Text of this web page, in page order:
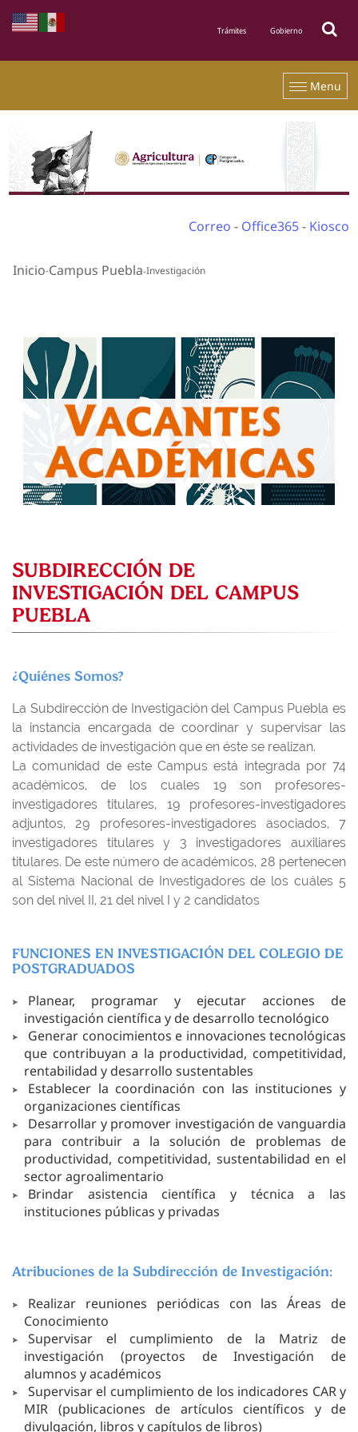
Menu
Correo - Office365- Kiosco
Inicio Campus Puebla Investigación
SUBDIRECCIÓN DE
INVESTIGACIÓN DEL CAMPUS
PUEBLA
¿Quiénes Somos?
La Subdirección de Investigación del Campus Puebla es
la instancia encargada de coordinar y supervisar las
actividades de investigación que en éste se realizan.
La comunidad de este Campus está integrada por 74
académicos, de los cuales 19 son profesores-
investigadores titulares, 19 profesores-investigadores
adjuntos, 29 profesores-investigadores asociados, 7
investigadores titulares y 3 investigadores auxiliares
titulares. De este número de académicos, 28 pertenecen
al Sistema Nacional de Investigadores de los cuáles 5
son del nivel II, 21 del nivel I y 2 candidatos
FUNCIONES EN INVESTIGACIÓN DEL COLEGIO DE
POSTGRADUADOS
Planear, programar y ejecutar acciones de
investigación científica y de desarrollo tecnológico
Generar conocimientos e innovaciones tecnológicas
que contribuyan a la productividad, competitividad,
rentabilidad y desarrollo sustentables
Establecer la coordinación con las instituciones y
organizaciones científicas
Desarrollar y promover investigación de vanguardia
para contribuir a la solución de problemas de
productividad, competitividad, sustentabilidad en el
sector agroalimentario
Brindar asistencia científica y técnica a las
instituciones públicas y privadas
Atribuciones de la Subdirección de Investigación:
Realizar reuniones periódicas con las Áreas de
Conocimiento
Supervisar el cumplimiento de la Matriz de
investigación (proyectos de Investigación de
alumnos y académicos
Supervisar el cumplimiento de los indicadores CAR y
MIR (publicaciones de artículos científicos y de
divulgación, libros y capítulos de libros)